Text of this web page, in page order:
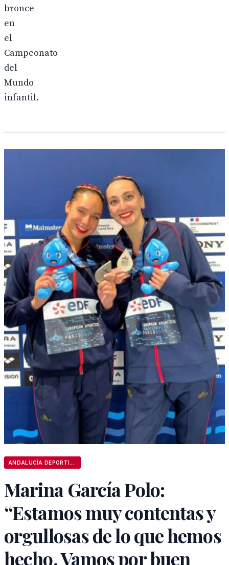
bronce
en
el
Campeonato
del
Mundo
infantil.
Marina García Polo:
“Estamos muy contentas y
orgullosas de lo que hemos
hecho. Vamos por buen